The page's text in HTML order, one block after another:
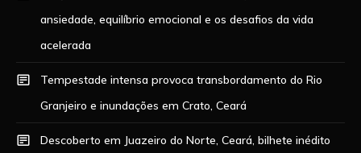
ansiedade, equilíbrio emocional e os desafios da vida
acelerada
Tempestade intensa provoca transbordamento do Rio
Granjeiro e inundações em Crato, Ceará
Descoberto em Juazeiro do Norte, Ceará, bilhete inédito